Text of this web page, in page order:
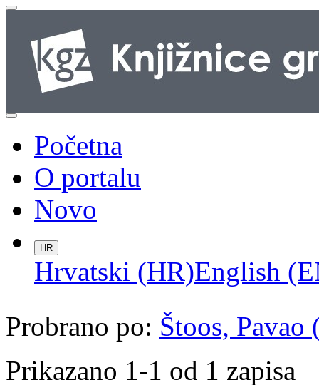
Početna
O portalu
Novo
HR
Hrvatski (HR)English
Probrano po: Štoos,
Prikazano 1-1 od 1 zapisa